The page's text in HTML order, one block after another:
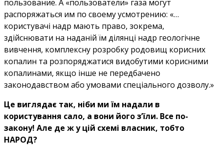
пользование. А «пользователи» газа могут
распоряжаться им по своему усмотрению: «…
користувачі надр мають право, зокрема,
здійснювати на наданій їм ділянці надр геологічне
вивчення, комплексну розробку родовищ корисних
копалин та розпоряджатися видобутими корисними
копалинами, якщо інше не передбачено
законодавством або умовами спеціального дозволу.»
Це виглядає так, ніби ми їм надали в
користування сало, а вони його з’їли. Все по-
закону! Але де ж у цій схемі власник, тобто
НАРОД?